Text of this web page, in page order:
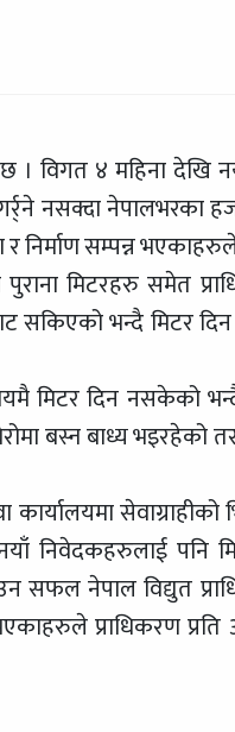
। विगत ४ महिना देखि
नसक्दा नेपालभरका
र निर्माण सम्पन्न
मिटरहरु समेत
सकिएको भन्दै मिटर
मिटर दिन नसकेको
बस्न बाध्य भइरहेको
सेवाग्राहीको
निवेदकहरुलाई पनि
सफल नेपाल विद्युत
प्राधिकरण प्रति